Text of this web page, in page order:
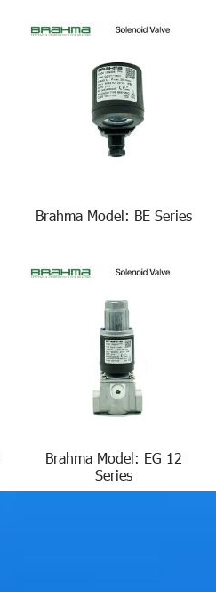
Brahma Model: BE Series
Brahma Model: EG 12
Series